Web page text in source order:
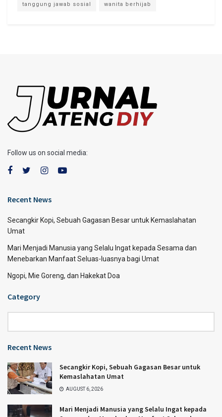
tanggung jawab sosial wanita berhijab
Follow us on social media:
Recent News
Secangkir Kopi, Sebuah Gagasan Besar untuk Kemaslahatan
Umat
Mari Menjadi Manusia yang Selalu Ingat kepada Sesama dan
Menebarkan Manfaat Seluas-luasnya bagi Umat
Ngopi, Mie Goreng, dan Hakekat Doa
Category
Recent News
Secangkir Kopi, Sebuah Gagasan Besar untuk
Kemaslahatan Umat
AUGUST 6, 2026
Mari Menjadi Manusia yang Selalu Ingat kepada